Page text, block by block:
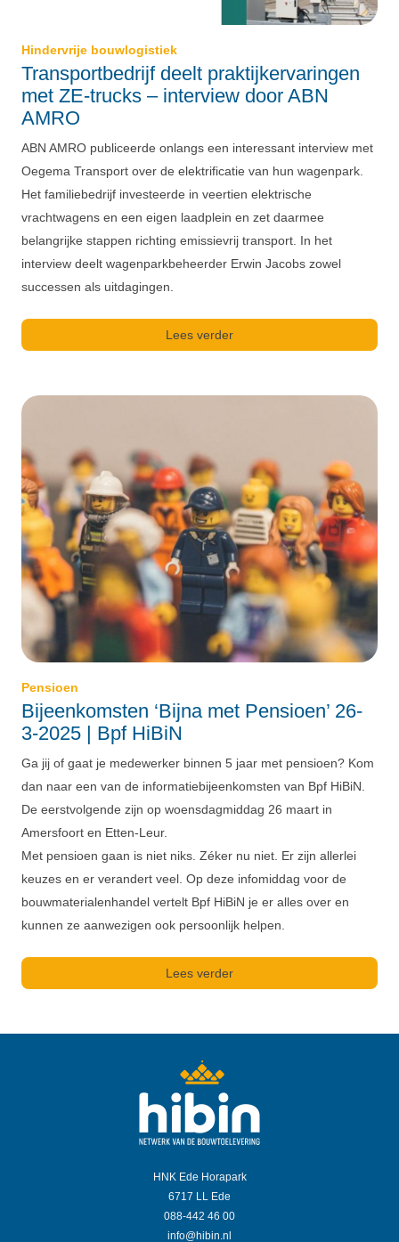
Hindervrije bouwlogistiek
Transportbedrijf deelt praktijkervaringen
met ZE-trucks – interview door ABN
AMRO
ABN AMRO publiceerde onlangs een interessant interview met
Oegema Transport over de elektrificatie van hun wagenpark.
Het familiebedrijf investeerde in veertien elektrische
vrachtwagens en een eigen laadplein en zet daarmee
belangrijke stappen richting emissievrij transport. In het
interview deelt wagenparkbeheerder Erwin Jacobs zowel
successen als uitdagingen.
Lees verder
Pensioen
Bijeenkomsten ‘Bijna met Pensioen’ 26-
3-2025 | Bpf HiBiN
Ga jij of gaat je medewerker binnen 5 jaar met pensioen? Kom
dan naar een van de informatiebijeenkomsten van Bpf HiBiN.
De eerstvolgende zijn op woensdagmiddag 26 maart in
Amersfoort en Etten-Leur.
Met pensioen gaan is niet niks. Zéker nu niet. Er zijn allerlei
keuzes en er verandert veel. Op deze infomiddag voor de
bouwmaterialenhandel vertelt Bpf HiBiN je er alles over en
kunnen ze aanwezigen ook persoonlijk helpen.
Lees verder
HNK Ede Horapark
6717 LL Ede
088-442 46 00
info@hibin.nl